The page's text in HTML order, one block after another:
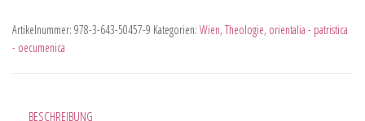
Artikelnummer: 978-3-643-50457-9 Kategorien: Wien, Theologie, orientalia - patristica
- oecumenica
BESCHREIBUNG